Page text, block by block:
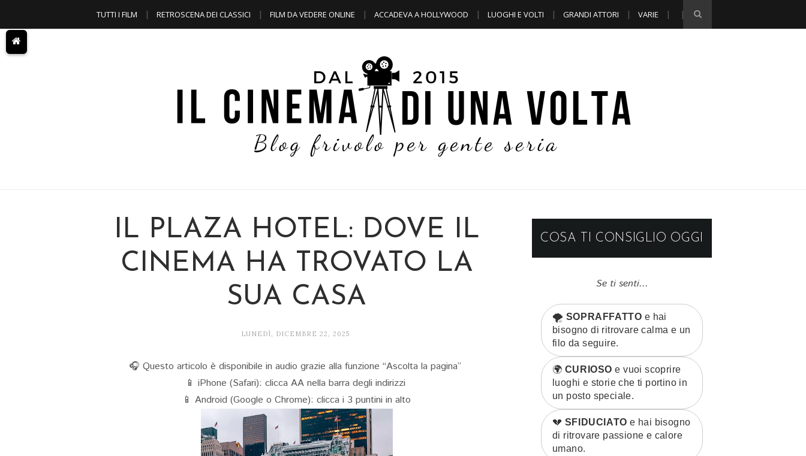
TUTTI I FILM RETROSCENA DEI CLASSICI FILM DA VEDERE ONLINE ACCADEVA A HOLLYWOOD LUOGHI E VOLTI GRANDI ATTORI VARIE
IL PLAZA HOTEL: DOVE IL
CINEMA HA TROVATO LA
SUA CASA
LUNEDÌ, DICEMBRE 22, 2025
🎧 Questo articolo è disponibile in audio grazie alla funzione “Ascolta la pagina”
📱 iPhone (Safari): clicca AA nella barra degli indirizzi
📱 Android (Google o Chrome): clicca i 3 puntini in alto
COSA TI CONSIGLIO OGGI
Se ti senti...
🌪️ SOPRAFFATTO e hai
bisogno di ritrovare calma e un
filo da seguire.
🌍 CURIOSO e vuoi scoprire
luoghi e storie che ti portino in
un posto speciale.
💔 SFIDUCIATO e hai bisogno
di ritrovare passione e calore
umano.